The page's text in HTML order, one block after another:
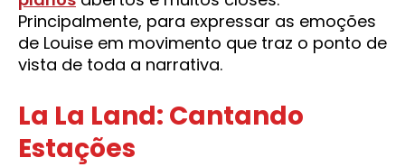
Principalmente, para expressar as emoções
de Louise em movimento que traz o ponto de
vista de toda a narrativa.
La La Land: Cantando
Estações